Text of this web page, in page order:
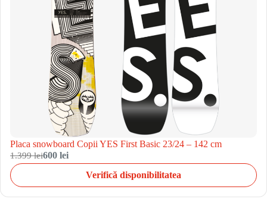
Placa snowboard Copii YES First Basic 23/24 – 142 cm
1.399 lei600 lei
Verifică disponibilitatea